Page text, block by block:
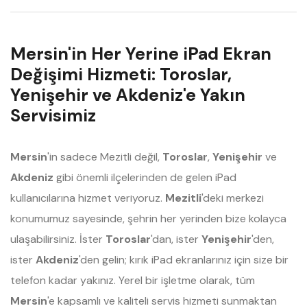
Mersin'in Her Yerine iPad Ekran
Değişimi Hizmeti: Toroslar,
Yenişehir ve Akdeniz'e Yakın
Servisimiz
Mersin'in sadece Mezitli değil, Toroslar, Yenişehir ve
Akdeniz gibi önemli ilçelerinden de gelen iPad
kullanıcılarına hizmet veriyoruz. Mezitli'deki merkezi
konumumuz sayesinde, şehrin her yerinden bize kolayca
ulaşabilirsiniz. İster Toroslar'dan, ister Yenişehir'den,
ister Akdeniz'den gelin; kırık iPad ekranlarınız için size bir
telefon kadar yakınız. Yerel bir işletme olarak, tüm
Mersin'e kapsamlı ve kaliteli servis hizmeti sunmaktan